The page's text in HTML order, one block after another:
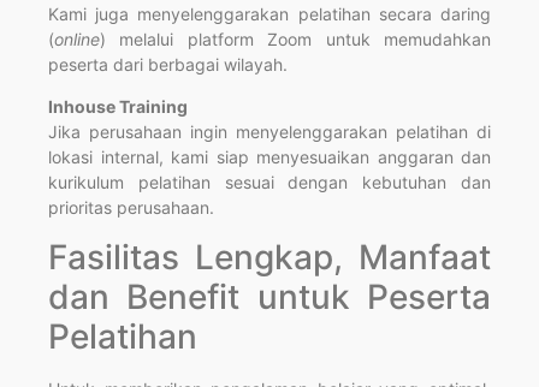
Kami juga menyelenggarakan pelatihan secara daring
(online) melalui platform Zoom untuk memudahkan
peserta dari berbagai wilayah.
Inhouse Training
Jika perusahaan ingin menyelenggarakan pelatihan di
lokasi internal, kami siap menyesuaikan anggaran dan
kurikulum pelatihan sesuai dengan kebutuhan dan
prioritas perusahaan.
Fasilitas Lengkap, Manfaat
dan Benefit untuk Peserta
Pelatihan